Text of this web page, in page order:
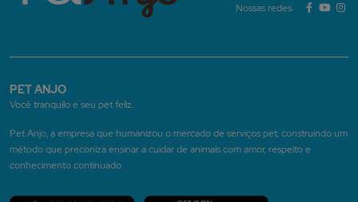
Nossas redes:
PET ANJO
Você tranquilo e seu pet feliz.
Pet Anjo, a empresa que humanizou o mercado de serviços pet, construindo um
método que preconiza ensinar a cuidar de animais com amor, respeito e
conhecimento continuado.